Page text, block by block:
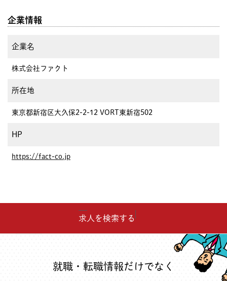
企業情報
企業名
株式会社ファクト
所在地
東京都新宿区大久保2-2-12 VORT東新宿502
HP
https://fact-co.jp
求人を検索する
就職・転職情報だけでなく